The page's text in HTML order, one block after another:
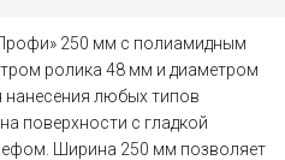
250 мм с полиамидным
ролика 48 мм и диаметром
нанесения любых типов
поверхности с гладкой
Ширина 250 мм позволяет